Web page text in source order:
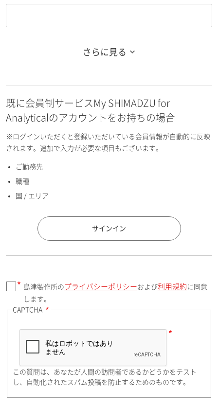
お名前フリガナ（名）
E-mailアドレス（半角英数）
国 / エリア
郵便番号（勤務先）
住所検索
都道府県（勤務先）
さらに見る
既に会員制サービスMy SHIMADZU for
Analyticalのアカウントをお持ちの場合
※ログインいただくと登録いただいている会員情報が自動的に反映
されます。追加で入力が必要な項目もございます。
ご勤務先
職種
国 / エリア
サインイン
島津製作所の プライバシーポリシー および利用規約 に同意
します。
CAPTCHA
この質問は、あなたが人間の訪問者であるかどうかをテスト
し、自動化されたスパム投稿を防止するためのものです。